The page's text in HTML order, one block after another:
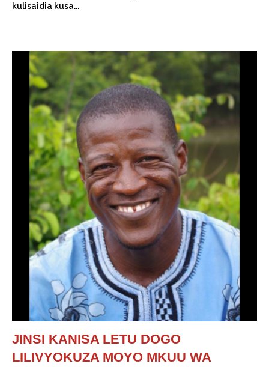
kulisaidia kusa...
JINSI KANISA LETU DOGO
LILIVYOKUZA MOYO MKUU WA